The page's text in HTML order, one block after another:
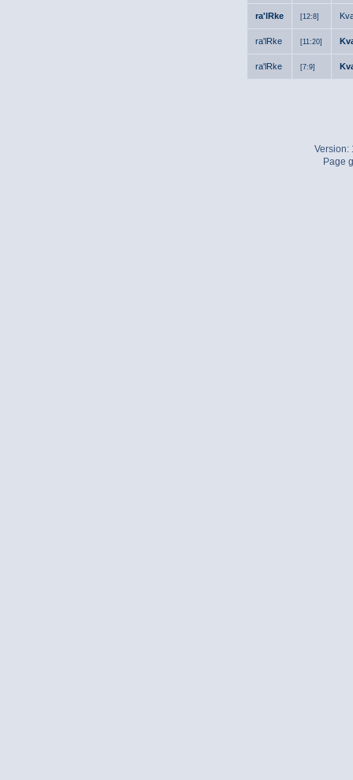
ra'lRke [12:8]
ra'lRke [11:20]
ra'lRke [7:9]
Version:
Page